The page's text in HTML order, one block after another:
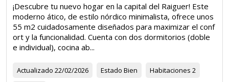
¡Descubre tu nuevo hogar en la capital del Raiguer! Este
moderno ático, de estilo nórdico minimalista, ofrece unos
55 m2 cuidadosamente diseñados para maximizar el conf
ort y la funcionalidad. Cuenta con dos dormitorios (doble
e individual), cocina ab...
Actualizado 22/02/2026 Estado Bien Habitaciones 2